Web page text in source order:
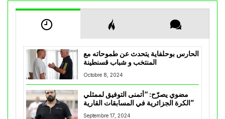
الحارس بوحلفاية يتحدث عن طموحاته مع
المنتخب و شباب قسنطينة
Octobre 8, 2024
مضوي يصرّح: “أتمنى التوفيق لممثلي
الكرة الجزائرية في المسابقات القارية”
Septembre 17, 2024